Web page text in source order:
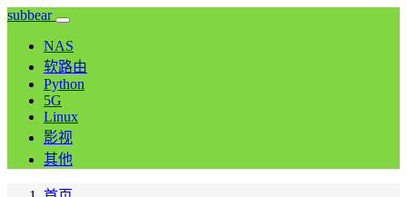
subbear
NAS
软路由
Python
5G
Linux
影视
其他